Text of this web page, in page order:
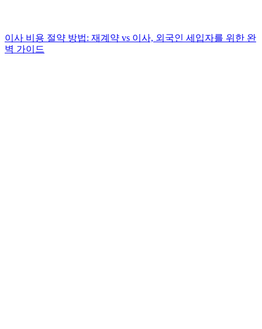
이사 비용 절약 방법: 재계약 vs 이사, 외국인 세입자를 위한 완
벽 가이드